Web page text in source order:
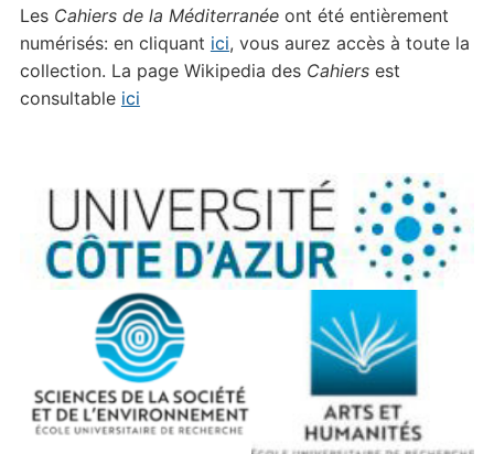
Les Cahiers de la Méditerranéeont été entièrement
numérisés: en cliquant ici, vous aurez accès à toute la
collection. La page Wikipedia des Cahiersest
consultable ici